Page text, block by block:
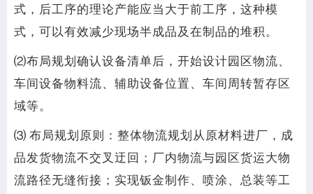
式，后工序的理论产能应当大于前工序，这种模
式，可以有效减少现场半成品及在制品的堆积。
⑵布局规划确认设备清单后，开始设计园区物流、
车间设备物料流、辅助设备位置、车间周转暂存区
域等。
⑶ 布局规划原则：整体物流规划从原材料进厂，成
品发货物流不交叉迂回；厂内物流与园区货运大物
流路径无缝衔接；实现钣金制作、喷涂、总装等工